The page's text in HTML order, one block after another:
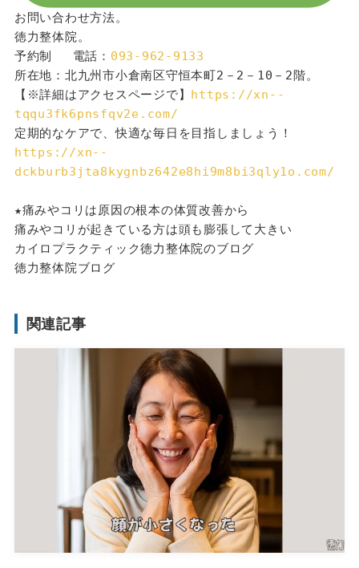
お問い合わせ方法。
徳力整体院。
予約制 　電話： 093-962-9133
所在地：北九州市小倉南区守恒本町2－2－10－2階。
【※詳細はアクセスページで】 https://xn--
tqqu3fk6pnsfqv2e.com/
定期的なケアで、快適な毎日を目指しましょう！
https://xn--
dckburb3jta8kygnbz642e8hi9m8bi3qly1o.com/
★痛みやコリは原因の根本の体質改善から
痛みやコリが起きている方は頭も膨張して大きい
カイロプラクティック徳力整体院のブログ
徳力整体院ブログ
関連記事